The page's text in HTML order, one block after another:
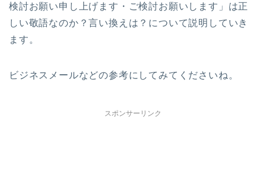
検討お願い申し上げます・ご検討お願いします」は正
しい敬語なのか？言い換えは？について説明していき
ます。
ビジネスメールなどの参考にしてみてくださいね。
スポンサーリンク